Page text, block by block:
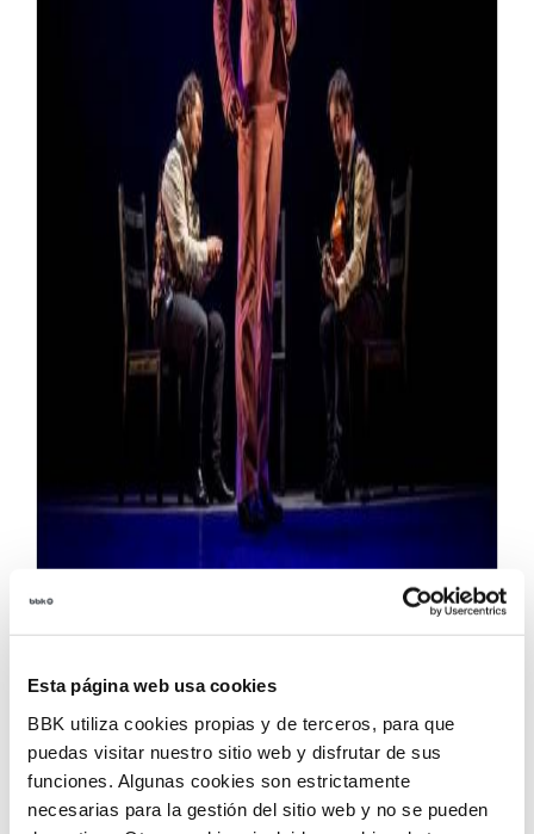
Esta página web usa cookies
BBK utiliza cookies propias y de terceros, para que
puedas visitar nuestro sitio web y disfrutar de sus
funciones. Algunas cookies son estrictamente
necesarias para la gestión del sitio web y no se pueden
que se celebrará entre los meses de marzo y junio.
Fiel a su apuesta por la calidad y la diversidad de
sus intérpretes, la edición número 17 de Flamenco
BBK acogerá cuatro espectáculos protagonizados
por figuras consolidadas, artistas emergentes y